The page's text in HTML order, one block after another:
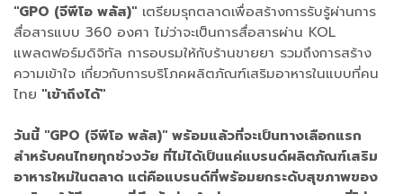
"GPO (จีพีโอ พลัส)" เตรียมรุกตลาดเพื่อสร้างการรับรู้ผ่านการ
สื่อสารแบบ 360 องศา ไม่ว่าจะเป็นการสื่อสารผ่าน KOL
แพลตฟอร์มดิจิทัล การอบรมให้กับร้านขายยา รวมถึงการสร้าง
ความเข้าใจ เกี่ยวกับการบริโภคผลิตภัณฑ์เสริมอาหารในแบบที่คน
ไทย "เข้าถึงได้"
วันนี้ "GPO (จีพีโอ พลัส)" พร้อมแล้วที่จะเป็นทางเลือกแรก
สำหรับคนไทยทุกช่วงวัย ที่ไม่ได้เป็นแค่แบรนด์ผลิตภัณฑ์เสริม
อาหารใหม่ในตลาด แต่คือแบรนด์ที่พร้อมยกระดับสุขภาพของ